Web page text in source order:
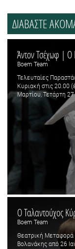
ΔΙΑΒΑΣΤΕ
Άντον Τσέχωφ | Ο
Boem Team
Τελευταίες
Κυριακή στις 20.00
Μαρτίου, Τετάρτη
Ο Ταλαντούχος
Boem Team
Θεατρική Μεταφορά
Βολανάκης από 26